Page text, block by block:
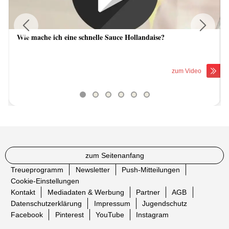
Wie mache ich eine schnelle Sauce Hollandaise?
zum Video
Previous
zum Seitenanfang
Treueprogramm
Newsletter
Push-Mitteilungen
Cookie-Einstellungen
Kontakt
Mediadaten & Werbung Partner
AGB
Datenschutzerklärung
Impressum
Jugendschutz
Facebook
Pinterest YouTube Instagram